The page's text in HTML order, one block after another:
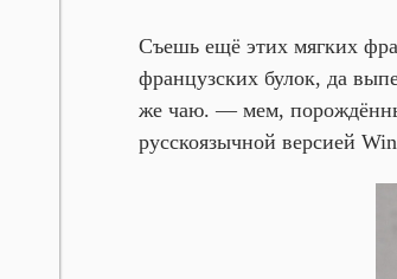
Съешь ещё этих мягких
французских булок, да
же чаю. — мем,
русскоязычной версией